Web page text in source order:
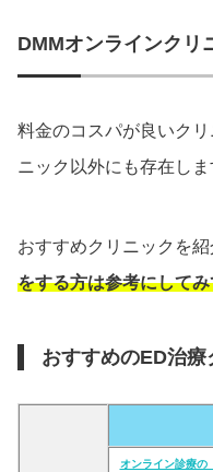
DMMオンラインクリ
料金のコスパが良いク
ニック以外にも存在しま
おすすめクリニックを紹
をする方は参考にして
おすすめのED治療
オンライン診療の